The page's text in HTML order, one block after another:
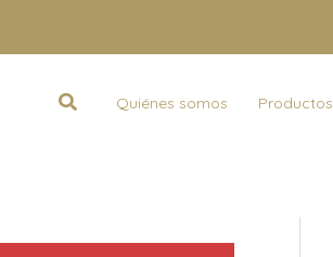
BuscarQuiénes somos Productos